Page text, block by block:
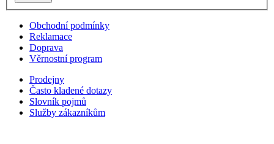
Obchodní podmínky
Reklamace
Doprava
Věrnostní program
Prodejny
Často kladené dotazy
Slovník pojmů
Služby zákazníkům